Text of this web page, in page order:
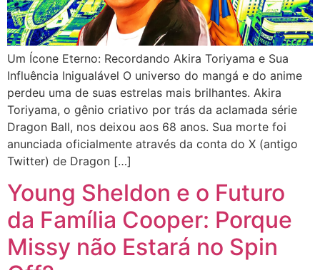
Um Ícone Eterno: Recordando Akira Toriyama e Sua
Influência Inigualável O universo do mangá e do anime
perdeu uma de suas estrelas mais brilhantes. Akira
Toriyama, o gênio criativo por trás da aclamada série
Dragon Ball, nos deixou aos 68 anos. Sua morte foi
anunciada oficialmente através da conta do X (antigo
Twitter) de Dragon […]
Young Sheldon e o Futuro
da Família Cooper: Porque
Missy não Estará no Spin